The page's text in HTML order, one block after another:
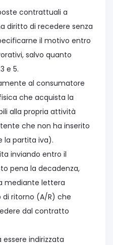
contrattuali a
diritto di recedere senza
il motivo entro
salvo quanto
e 5.
al consumatore
che acquista la
alla propria attività
che non ha inserito
la partita iva).
inviando entro il
pena la decadenza,
mediante lettera
ritorno (A/R) che
dal contratto
indirizzata